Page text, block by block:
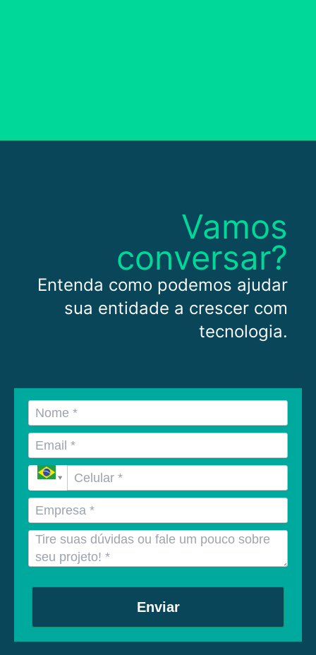
Vamos
conversar?
Entenda como podemos ajudar
sua entidade a crescer com
tecnologia.
Enviar